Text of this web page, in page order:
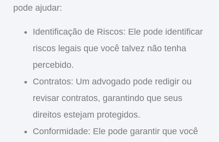
pode ajudar:
Identificação de Riscos: Ele pode identificar
riscos legais que você talvez não tenha
percebido.
Contratos: Um advogado pode redigir ou
revisar contratos, garantindo que seus
direitos estejam protegidos.
Conformidade: Ele pode garantir que você